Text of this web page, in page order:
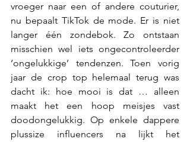
vroeger naar een of andere couturier,
nu bepaalt TikTok de mode. Er is niet
langer één zondebok. Zo ontstaan
misschien wel iets ongecontroleerder
‘ongelukkige’ tendenzen. Toen vorig
jaar de crop top helemaal terug was
dacht ik: hoe mooi is dat … alleen
maakt het een hoop meisjes vast
doodongelukkig. Op enkele dappere
plussize influencers na lijkt het